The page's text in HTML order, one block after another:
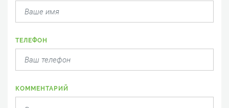
ТЕЛЕФОН
КОММЕНТАРИЙ